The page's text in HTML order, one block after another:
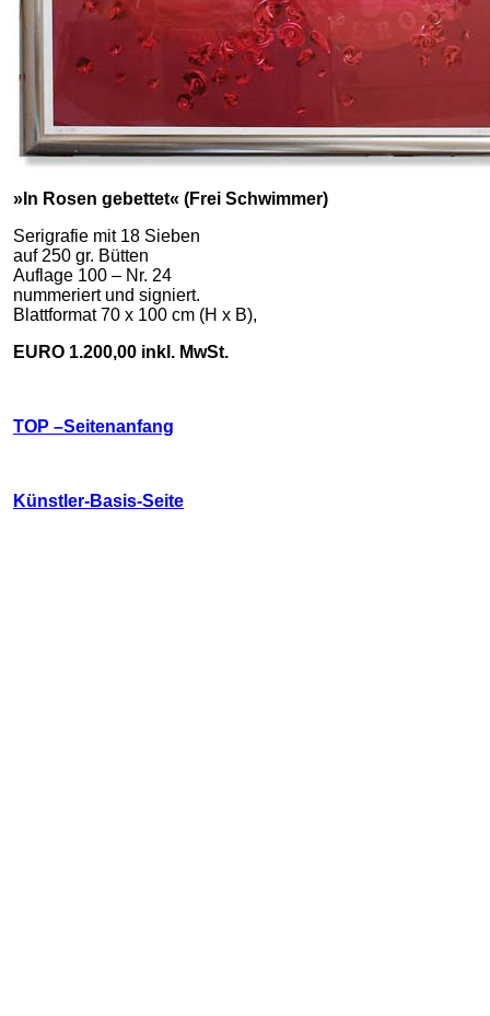
»In Rosen gebettet« (Frei Schwimmer)
Serigrafie mit 18 Sieben
auf 250 gr. Bütten
Auflage 100 – Nr. 24
nummeriert und signiert.
Blattformat 70 x 100 cm (H x B),
EURO 1.200,00 inkl. MwSt.
TOP –Seitenanfang
Künstler-Basis-Seite